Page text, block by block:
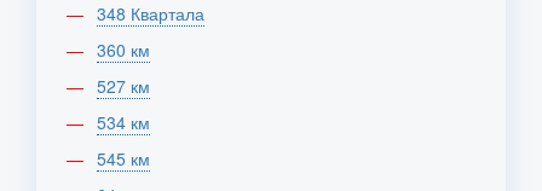
348 Квартала
360 км
527 км
534 км
545 км